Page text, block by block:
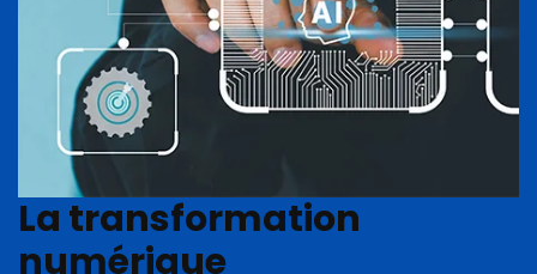
La transformation
numérique